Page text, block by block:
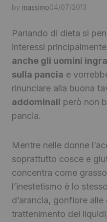
by massimo04/07/2013
Parlando di dieta si
interessi
anche gli uomini
sulla pancia e
rinunciare alla buona
addominali però non
pancia.
Mentre nelle donne
soprattutto cosce e
concentra come
l’inestetismo è lo
d’arancia, gonfiore
trattenimento dei